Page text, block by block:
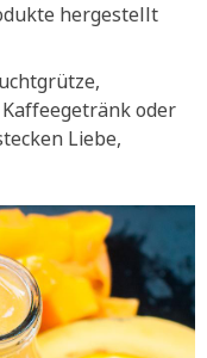
hergestellt
oder
Liebe,